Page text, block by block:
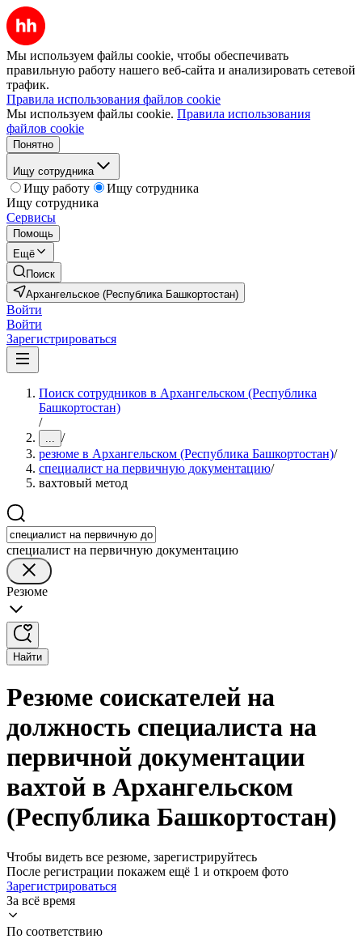
Мы используем файлы cookie, чтобы обеспечивать
правильную работу нашего веб-сайта и анализировать сетевой
трафик.
Правила использования файлов cookie
Мы используем файлы cookie. Правила использования
файлов cookie
Понятно
Ищу сотрудника
Ищу работу
Ищу сотрудника
Ищу сотрудника
Сервисы
Помощь
Ещё
Поиск
Архангельское (Республика Башкортостан)
Войти
Войти
Зарегистрироваться
Поиск сотрудников в Архангельском (Республика
Башкортостан)
/
... /
резюме в Архангельском (Республика Башкортостан)/
специалист на первичную документацию/
вахтовый метод
специалист на первичную документацию
Резюме
Найти
Резюме соискателей на
должность специалиста на
первичной документации
вахтой в Архангельском
(Республика Башкортостан)
Чтобы видеть все резюме, зарегистрируйтесь
После регистрации покажем ещё 1 и откроем фото
Зарегистрироваться
За всё время
По соответствию